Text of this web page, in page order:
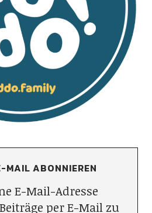
MAIL ABONNIEREN
E-Mail-Adresse
per E-Mail zu